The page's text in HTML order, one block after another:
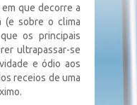
que decorre a
(e sobre o clima
os principais
ultrapassar-se
e ódio aos
receios de uma